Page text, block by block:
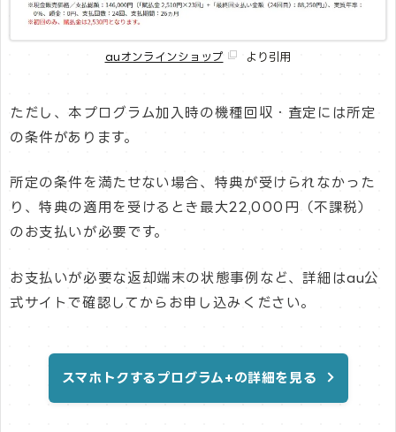
auオンラインショップ より引用
ただし、本プログラム加入時の機種回収・査定には所定
の条件があります。
所定の条件を満たせない場合、特典が受けられなかった
り、特典の適用を受けるとき最大22,000円（不課税）
のお支払いが必要です。
お支払いが必要な返却端末の状態事例など、詳細はau公
式サイトで確認してからお申し込みください。
スマホトクするプログラム+の詳細を見る